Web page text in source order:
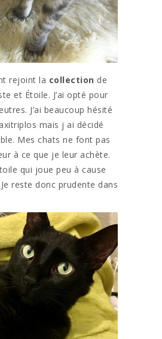
rejoint la collection de
et Étoile. J’ai opté pour
J’ai beaucoup hésité
mais j ai décidé
Mes chats ne font pas
à ce que je leur achète.
qui joue peu à cause
reste donc prudente dans